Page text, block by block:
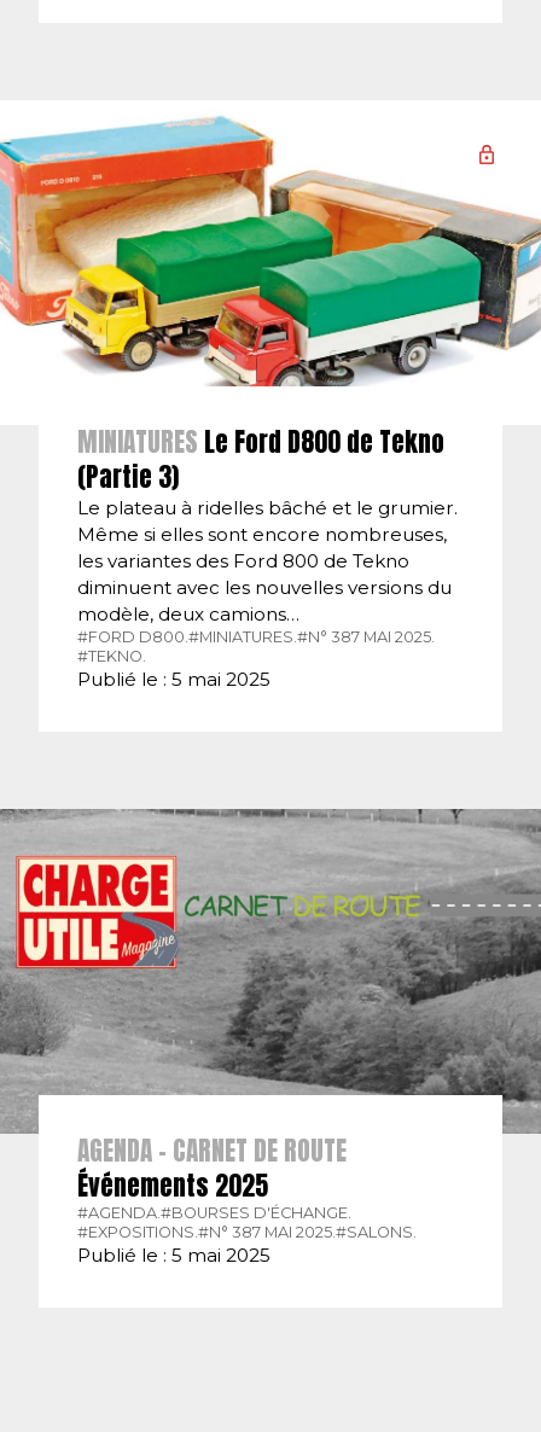
MINIATURES Le Ford D800 de Tekno
(Partie 3)
Le plateau à ridelles bâché et le grumier.
Même si elles sont encore nombreuses,
les variantes des Ford 800 de Tekno
diminuent avec les nouvelles versions du
modèle, deux camions…
#FORD D800.#MINIATURES.#N° 387 MAI 2025.
#TEKNO.
Publié le : 5 mai 2025
AGENDA - CARNET DE ROUTE
Événements 2025
#AGENDA. #BOURSES D'ÉCHANGE.
#EXPOSITIONS. #N° 387 MAI 2025. #SALONS.
Publié le : 5 mai 2025